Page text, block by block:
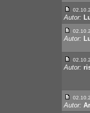
Autor:
Autor:
Autor:
Autor: